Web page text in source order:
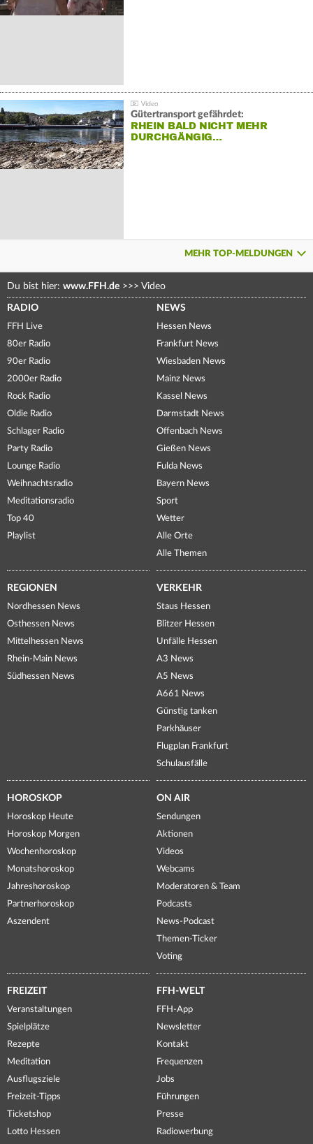
Gütertransport gefährdet:
RHEIN BALD NICHT MEHR
DURCHGÄNGIG…
MEHR TOP-MELDUNGEN
Du bist hier: www.FFH.de >>> Video
RADIO
FFH Live
80er Radio
90er Radio
2000er Radio
Rock Radio
Oldie Radio
Schlager Radio
Party Radio
Lounge Radio
Weihnachtsradio
Meditationsradio
Top 40
Playlist
NEWS
Hessen News
Frankfurt News
Wiesbaden News
Mainz News
Kassel News
Darmstadt News
Offenbach News
Gießen News
Fulda News
Bayern News
Sport
Wetter
Alle Orte
Alle Themen
REGIONEN
Nordhessen News
Osthessen News
Mittelhessen News
Rhein-Main News
Südhessen News
VERKEHR
Staus Hessen
Blitzer Hessen
Unfälle Hessen
A3 News
A5 News
A661 News
Günstig tanken
Parkhäuser
Flugplan Frankfurt
Schulausfälle
HOROSKOP
Horoskop Heute
Horoskop Morgen
Wochenhoroskop
Monatshoroskop
Jahreshoroskop
Partnerhoroskop
Aszendent
ON AIR
Sendungen
Aktionen
Videos
Webcams
Moderatoren & Team
Podcasts
News-Podcast
Themen-Ticker
Voting
FREIZEIT
Veranstaltungen
Spielplätze
Rezepte
Meditation
Ausflugsziele
Freizeit-Tipps
Ticketshop
Lotto Hessen
FFH-WELT
FFH-App
Newsletter
Kontakt
Frequenzen
Jobs
Führungen
Presse
Radiowerbung